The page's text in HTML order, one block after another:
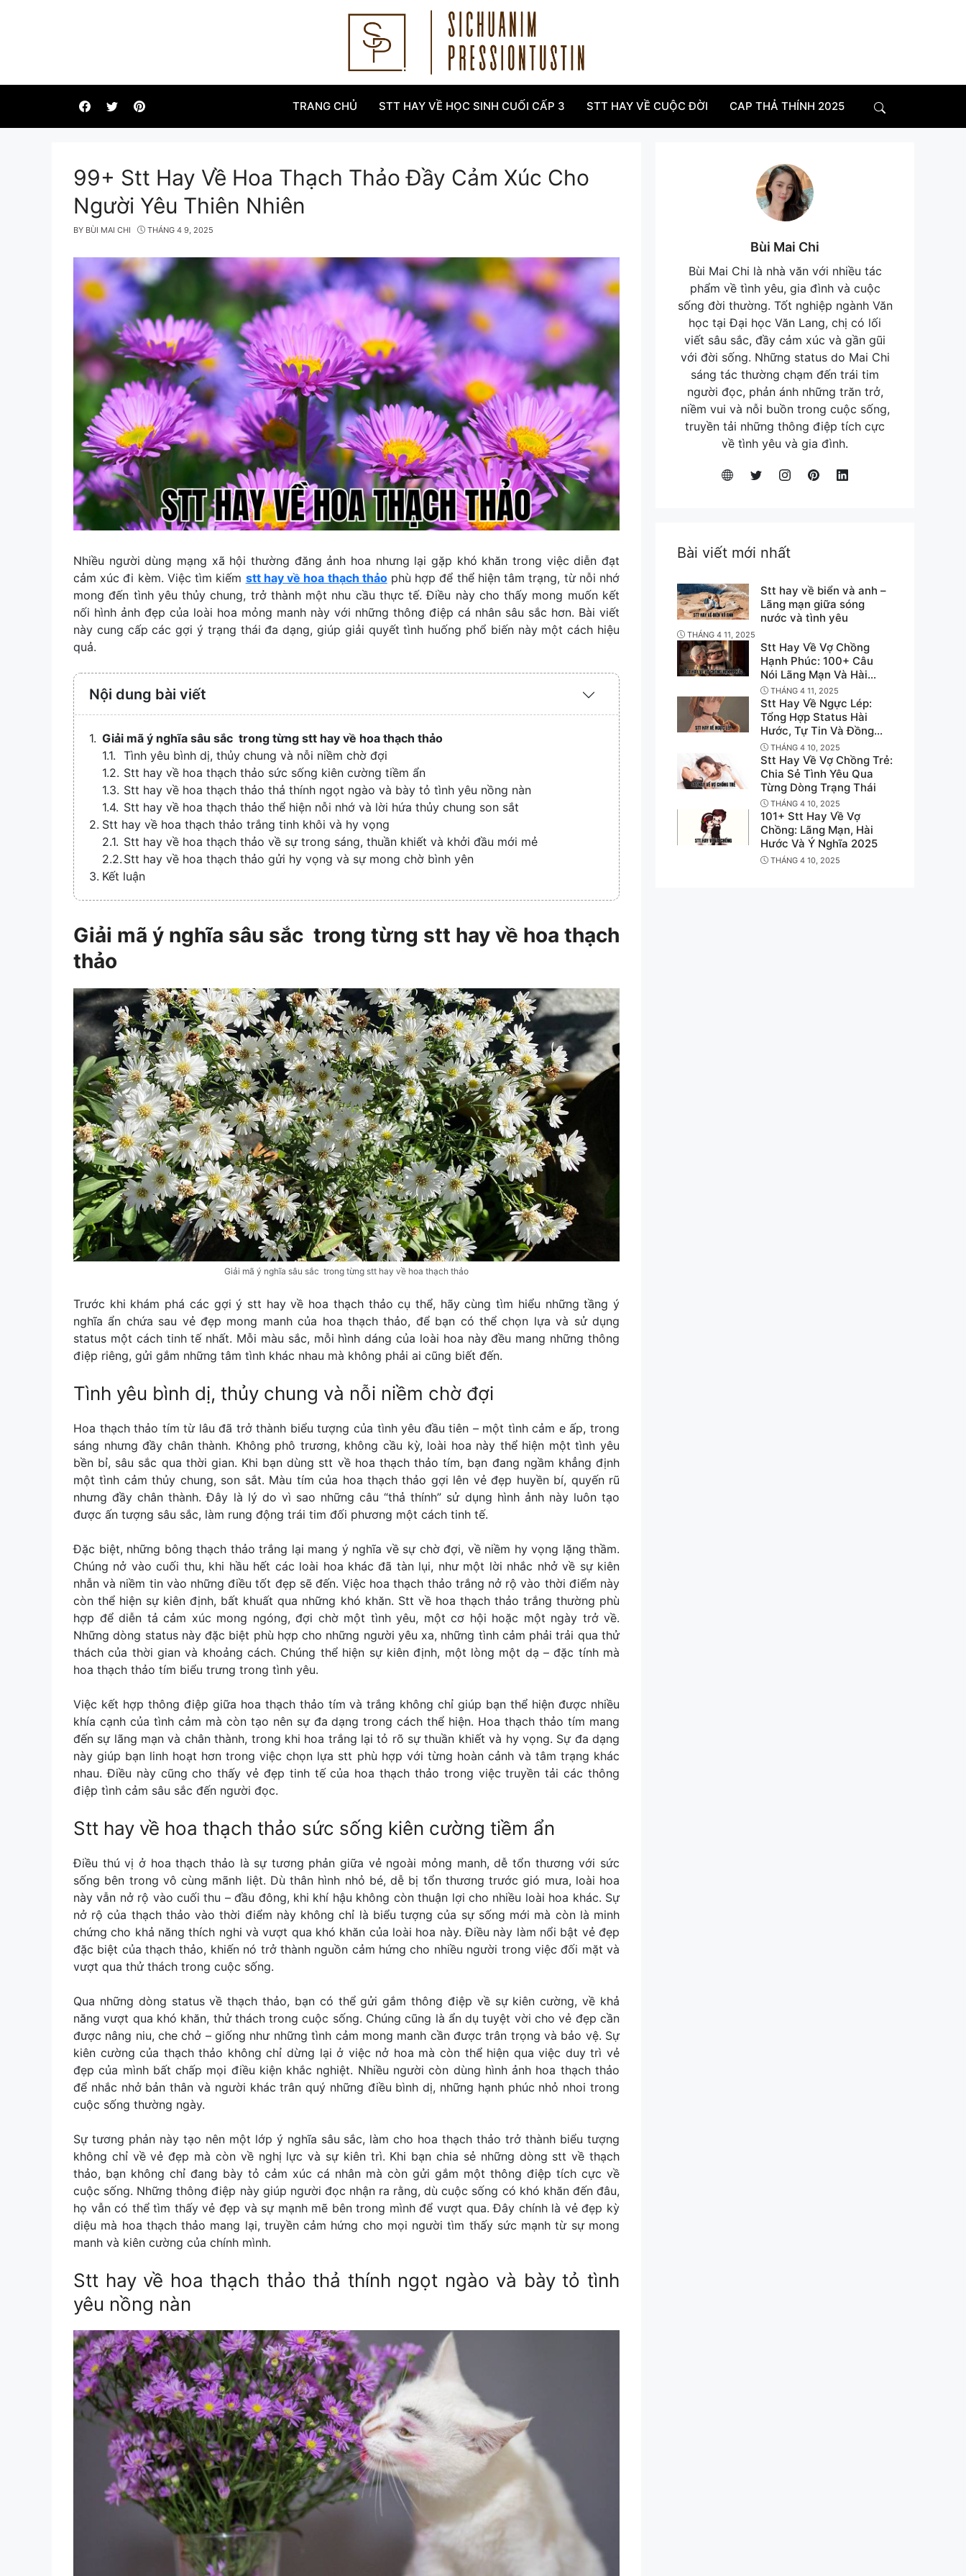
TRANG CHỦ STT HAY VỀ HỌC SINH CUỐI CẤP 3 STT HAY VỀ CUỘC ĐỜI CAP THẢ THÍNH 2025 Search
99+ Stt Hay Về Hoa Thạch Thảo Đầy Cảm Xúc Cho
Người Yêu Thiên Nhiên
BY BÙI MAI CHI THÁNG 4 9, 2025
Nhiều người dùng mạng xã hội thường đăng ảnh hoa nhưng lại gặp khó khăn trong việc diễn đạt
cảm xúc đi kèm. Việc tìm kiếm stt hay về hoa thạch thảophù hợp để thể hiện tâm trạng, từ nỗi nhớ
mong đến tình yêu thủy chung, trở thành một nhu cầu thực tế. Điều này cho thấy mong muốn kết
nối hình ảnh đẹp của loài hoa mỏng manh này với những thông điệp cá nhân sâu sắc hơn. Bài viết
này cung cấp các gợi ý trạng thái đa dạng, giúp giải quyết tình huống phổ biến này một cách hiệu
quả.
Nội dung bài viết
Expand
Collapse
Giải mã ý nghĩa sâu sắc trong từng stt hay về hoa thạch thảo
Tình yêu bình dị, thủy chung và nỗi niềm chờ đợi
Stt hay về hoa thạch thảo sức sống kiên cường tiềm ẩn
Stt hay về hoa thạch thảo thả thính ngọt ngào và bày tỏ tình yêu nồng nàn
Stt hay về hoa thạch thảo thể hiện nỗi nhớ và lời hứa thủy chung son sắt
Stt hay về hoa thạch thảo trắng tinh khôi và hy vọng
Stt hay về hoa thạch thảo về sự trong sáng, thuần khiết và khởi đầu mới mẻ
Stt hay về hoa thạch thảo gửi hy vọng và sự mong chờ bình yên
Kết luận
Giải mã ý nghĩa sâu sắc trong từng stt hay về hoa thạch
thảo
Giải mã ý nghĩa sâu sắc trong từng stt hay về hoa thạch thảo
Trước khi khám phá các gợi ý stt hay về hoa thạch thảo cụ thể, hãy cùng tìm hiểu những tầng ý
nghĩa ẩn chứa sau vẻ đẹp mong manh của hoa thạch thảo, để bạn có thể chọn lựa và sử dụng
status một cách tinh tế nhất. Mỗi màu sắc, mỗi hình dáng của loài hoa này đều mang những thông
điệp riêng, gửi gắm những tâm tình khác nhau mà không phải ai cũng biết đến.
Tình yêu bình dị, thủy chung và nỗi niềm chờ đợi
Hoa thạch thảo tím từ lâu đã trở thành biểu tượng của tình yêu đầu tiên – một tình cảm e ấp, trong
sáng nhưng đầy chân thành. Không phô trương, không cầu kỳ, loài hoa này thể hiện một tình yêu
bền bỉ, sâu sắc qua thời gian. Khi bạn dùng stt về hoa thạch thảo tím, bạn đang ngầm khẳng định
một tình cảm thủy chung, son sắt. Màu tím của hoa thạch thảo gợi lên vẻ đẹp huyền bí, quyến rũ
nhưng đầy chân thành. Đây là lý do vì sao những câu “thả thính” sử dụng hình ảnh này luôn tạo
được ấn tượng sâu sắc, làm rung động trái tim đối phương một cách tinh tế.
Đặc biệt, những bông thạch thảo trắng lại mang ý nghĩa về sự chờ đợi, về niềm hy vọng lặng thầm.
Chúng nở vào cuối thu, khi hầu hết các loài hoa khác đã tàn lụi, như một lời nhắc nhở về sự kiên
nhẫn và niềm tin vào những điều tốt đẹp sẽ đến. Việc hoa thạch thảo trắng nở rộ vào thời điểm này
còn thể hiện sự kiên định, bất khuất qua những khó khăn. Stt về hoa thạch thảo trắng thường phù
hợp để diễn tả cảm xúc mong ngóng, đợi chờ một tình yêu, một cơ hội hoặc một ngày trở về.
Những dòng status này đặc biệt phù hợp cho những người yêu xa, những tình cảm phải trải qua thử
thách của thời gian và khoảng cách. Chúng thể hiện sự kiên định, một lòng một dạ – đặc tính mà
hoa thạch thảo tím biểu trưng trong tình yêu.
Việc kết hợp thông điệp giữa hoa thạch thảo tím và trắng không chỉ giúp bạn thể hiện được nhiều
khía cạnh của tình cảm mà còn tạo nên sự đa dạng trong cách thể hiện. Hoa thạch thảo tím mang
đến sự lãng mạn và chân thành, trong khi hoa trắng lại tỏ rõ sự thuần khiết và hy vọng. Sự đa dạng
này giúp bạn linh hoạt hơn trong việc chọn lựa stt phù hợp với từng hoàn cảnh và tâm trạng khác
nhau. Điều này cũng cho thấy vẻ đẹp tinh tế của hoa thạch thảo trong việc truyền tải các thông
điệp tình cảm sâu sắc đến người đọc.
Stt hay về hoa thạch thảo sức sống kiên cường tiềm ẩn
Điều thú vị ở hoa thạch thảo là sự tương phản giữa vẻ ngoài mỏng manh, dễ tổn thương với sức
sống bên trong vô cùng mãnh liệt. Dù thân hình nhỏ bé, dễ bị tổn thương trước gió mưa, loài hoa
này vẫn nở rộ vào cuối thu – đầu đông, khi khí hậu không còn thuận lợi cho nhiều loài hoa khác. Sự
nở rộ của thạch thảo vào thời điểm này không chỉ là biểu tượng của sự sống mới mà còn là minh
chứng cho khả năng thích nghi và vượt qua khó khăn của loài hoa này. Điều này làm nổi bật vẻ đẹp
đặc biệt của thạch thảo, khiến nó trở thành nguồn cảm hứng cho nhiều người trong việc đối mặt và
vượt qua thử thách trong cuộc sống.
Qua những dòng status về thạch thảo, bạn có thể gửi gắm thông điệp về sự kiên cường, về khả
năng vượt qua khó khăn, thử thách trong cuộc sống. Chúng cũng là ẩn dụ tuyệt vời cho vẻ đẹp cần
được nâng niu, che chở – giống như những tình cảm mong manh cần được trân trọng và bảo vệ. Sự
kiên cường của thạch thảo không chỉ dừng lại ở việc nở hoa mà còn thể hiện qua việc duy trì vẻ
đẹp của mình bất chấp mọi điều kiện khắc nghiệt. Nhiều người còn dùng hình ảnh hoa thạch thảo
để nhắc nhở bản thân và người khác trân quý những điều bình dị, những hạnh phúc nhỏ nhoi trong
cuộc sống thường ngày.
Sự tương phản này tạo nên một lớp ý nghĩa sâu sắc, làm cho hoa thạch thảo trở thành biểu tượng
không chỉ về vẻ đẹp mà còn về nghị lực và sự kiên trì. Khi bạn chia sẻ những dòng stt về thạch
thảo, bạn không chỉ đang bày tỏ cảm xúc cá nhân mà còn gửi gắm một thông điệp tích cực về
cuộc sống. Những thông điệp này giúp người đọc nhận ra rằng, dù cuộc sống có khó khăn đến đâu,
họ vẫn có thể tìm thấy vẻ đẹp và sự mạnh mẽ bên trong mình để vượt qua. Đây chính là vẻ đẹp kỳ
diệu mà hoa thạch thảo mang lại, truyền cảm hứng cho mọi người tìm thấy sức mạnh từ sự mong
manh và kiên cường của chính mình.
Stt hay về hoa thạch thảo thả thính ngọt ngào và bày tỏ tình
yêu nồng nàn
Bùi Mai Chi
Bùi Mai Chi là nhà văn với nhiều tác
phẩm về tình yêu, gia đình và cuộc
sống đời thường. Tốt nghiệp ngành Văn
học tại Đại học Văn Lang, chị có lối
viết sâu sắc, đầy cảm xúc và gần gũi
với đời sống. Những status do Mai Chi
sáng tác thường chạm đến trái tim
người đọc, phản ánh những trăn trở,
niềm vui và nỗi buồn trong cuộc sống,
truyền tải những thông điệp tích cực
về tình yêu và gia đình.
Bài viết mới nhất
Stt hay về biển và anh –
Lãng mạn giữa sóng
nước và tình yêu
THÁNG 4 11, 2025
Stt Hay Về Vợ Chồng
Hạnh Phúc: 100+ Câu
Nói Lãng Mạn Và Hài
Hước Ý Nghĩa
THÁNG 4 11, 2025
Stt Hay Về Ngực Lép:
Tổng Hợp Status Hài
Hước, Tự Tin Và Đồng
Cảm
THÁNG 4 10, 2025
Stt Hay Về Vợ Chồng Trẻ:
Chia Sẻ Tình Yêu Qua
Từng Dòng Trạng Thái
THÁNG 4 10, 2025
101+ Stt Hay Về Vợ
Chồng: Lãng Mạn, Hài
Hước Và Ý Nghĩa 2025
THÁNG 4 10, 2025